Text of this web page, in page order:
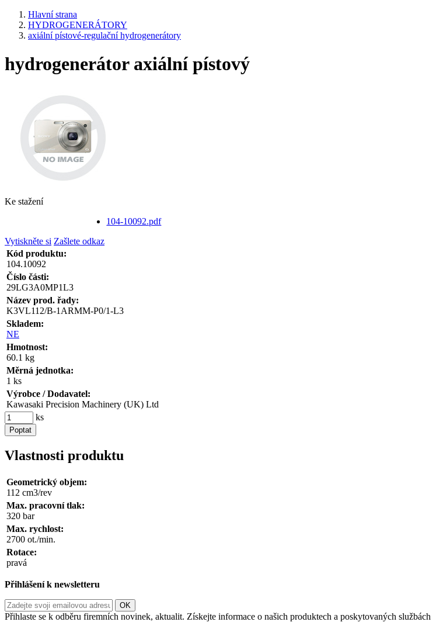
Hlavní strana
HYDROGENERÁTORY
axiální pístové-regulační hydrogenerátory
hydrogenerátor axiální pístový
Ke stažení
104-10092.pdf
Vytiskněte si Zašlete odkaz
Kód produktu:
104.10092
Číslo části:
29LG3A0MP1L3
Název prod. řady:
K3VL112/B-1ARMM-P0/1-L3
Skladem:
NE
Hmotnost:
60.1 kg
Měrná jednotka:
1 ks
Výrobce / Dodavatel:
Kawasaki Precision Machinery (UK) Ltd
ks
Poptat
Vlastnosti produktu
Geometrický objem:
112 cm3/rev
Max. pracovní tlak:
320 bar
Max. rychlost:
2700 ot./min.
Rotace:
pravá
Přihlášení k newsletteru
Přihlaste se k odběru firemních novinek, aktualit. Získejte informace o našich produktech a poskytovaných službách